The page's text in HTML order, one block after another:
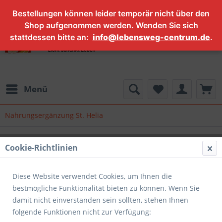
Bestellungen können leider temporär nicht über den
Shop aufgenommen werden. Wenden Sie sich
stattdessen bitte an: info@lebensweg-centrum.de.
Menü
Nahrungsergänzung St. Helia
Nahrungsergänzung
Gesunde Ernährung ist eine Grundlage von körperlicher
Fitness. Wir sind uns sicher, dass die Trennung
unterschiedlicher Heilansätze der Vergangenheit
angehört. Stattdessen nutzen wir alte...
Cookie-Richtlinien
Diese Website verwendet Cookies, um Ihnen die
bestmögliche Funktionalität bieten zu können. Wenn Sie
damit nicht einverstanden sein sollten, stehen Ihnen
folgende Funktionen nicht zur Verfügung: